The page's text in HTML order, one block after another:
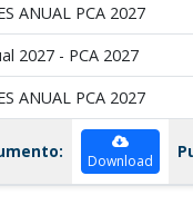
ANUAL PCA 2027
2027 - PCA 2027
ANUAL PCA 2027
Download